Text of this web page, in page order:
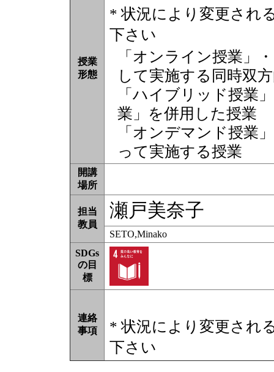
授業
形態
* 状況により変更され
下さい
「オンライン授業」
して実施する同時双
「ハイブリッド授業
業」を併用した授業
「オンデマンド授業
って実施する授業
開講
場所
担当
教員
瀬戸美奈子
SETO,Minako
SDGs
の目
標
連絡
事項
* 状況により変更され
下さい